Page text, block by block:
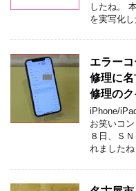
したね。
を実写化
エラー
修理に
修理の
iPhone/
お笑いコ
８日、Ｓ
れました